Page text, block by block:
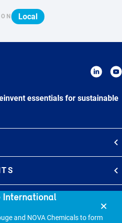
International
and NOVA Chemicals to form
Local
essentials for sustainable